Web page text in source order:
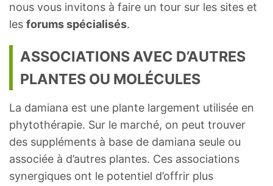
nous vous invitons à faire un tour sur les sites et
les forums spécialisés.
ASSOCIATIONS AVEC D’AUTRES
PLANTES OU MOLÉCULES
La damiana est une plante largement utilisée en
phytothérapie. Sur le marché, on peut trouver
des suppléments à base de damiana seule ou
associée à d’autres plantes. Ces associations
synergiques ont le potentiel d’offrir plus